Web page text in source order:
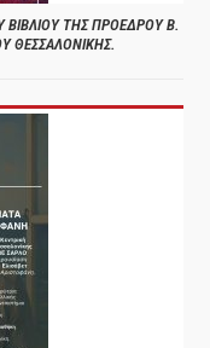
ΤΗΣ ΠΡΟΕΔΡΟΥ Β.
ΘΕΣΣΑΛΟΝΙΚΗΣ.